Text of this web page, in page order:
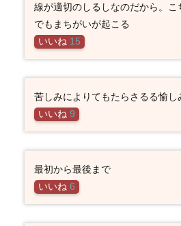
線が適切のしるしなのだから。こ
でもまちがいが起こる
いいね 15
苦しみによりてもたらさるる愉し
いいね 9
最初から最後まで
いいね 6